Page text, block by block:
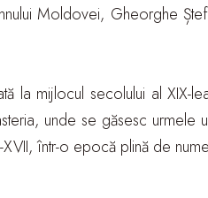
Moldovei, Gheorghe
la mijlocul secolului al XIX-
unde se găsesc urmele
într-o epocă plină de